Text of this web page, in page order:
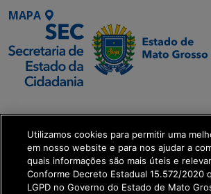
MAPA
Executiva de
Transformação Digital
get_footer();
Utilizamos cookies para permitir uma
em nosso website e para nos ajudar a
quais informações são mais úteis e
Conforme Decreto Estadual 15.572/2020
LGPD no Governo do Estado de Mato